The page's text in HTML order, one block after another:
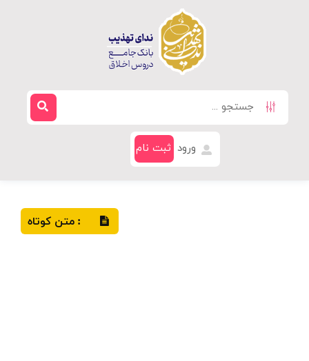
ورود ثبت نام
: متن کوتاه